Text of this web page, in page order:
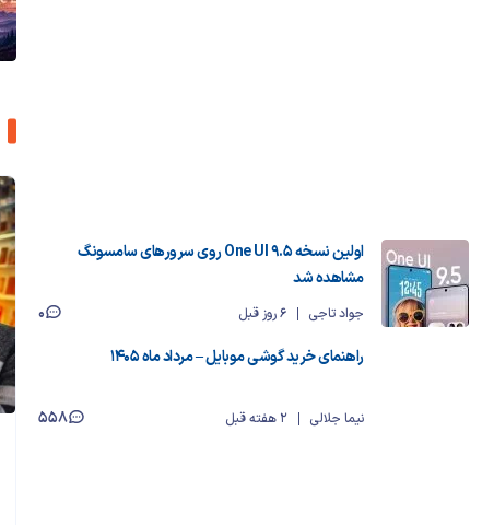
اولین نسخه One UI 9.5 روی سرورهای سامسونگ
مشاهده شد
جواد تاجی 6 روز قبل
0
راهنمای خرید گوشی موبایل – مرداد ماه ۱۴۰۵
نیما جلالی 2 هفته قبل 558